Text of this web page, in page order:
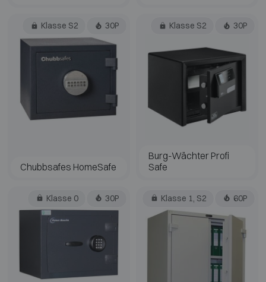
Klasse S2 30P
Chubbsafes HomeSafe
Klasse S2 30P
Burg-Wächter Profi
Safe
Klasse 0 30P Klasse 1, S2 60P